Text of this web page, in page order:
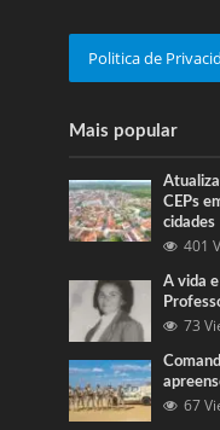
Politica de
Mais popular
CEPs
cidades
401
A vida
73
67